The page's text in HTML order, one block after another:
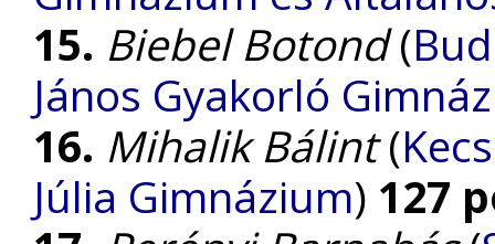
15. Biebel Botond(
János Gyakorló
16. Mihalik Bálint(
Júlia Gimnázium) 127